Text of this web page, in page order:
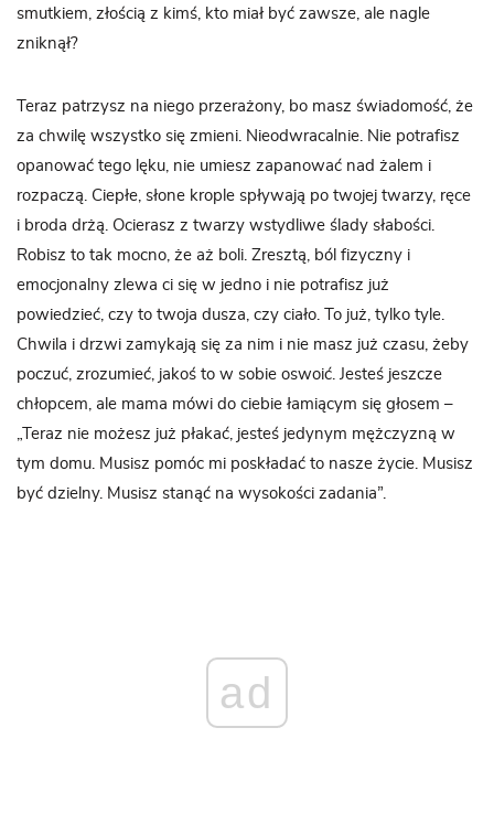
smutkiem, złością z kimś, kto miał być zawsze, ale nagle
zniknął?
Teraz patrzysz na niego przerażony, bo masz świadomość, że
za chwilę wszystko się zmieni. Nieodwracalnie. Nie potrafisz
opanować tego lęku, nie umiesz zapanować nad żalem i
rozpaczą. Ciepłe, słone krople spływają po twojej twarzy, ręce
i broda drżą. Ocierasz z twarzy wstydliwe ślady słabości.
Robisz to tak mocno, że aż boli. Zresztą, ból fizyczny i
emocjonalny zlewa ci się w jedno i nie potrafisz już
powiedzieć, czy to twoja dusza, czy ciało. To już, tylko tyle.
Chwila i drzwi zamykają się za nim i nie masz już czasu, żeby
poczuć, zrozumieć, jakoś to w sobie oswoić. Jesteś jeszcze
chłopcem, ale mama mówi do ciebie łamiącym się głosem –
„Teraz nie możesz już płakać, jesteś jedynym mężczyzną w
tym domu. Musisz pomóc mi poskładać to nasze życie. Musisz
być dzielny. Musisz stanąć na wysokości zadania”.
ad